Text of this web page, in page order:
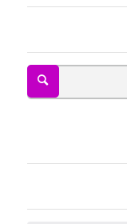
Nazaninkarkon